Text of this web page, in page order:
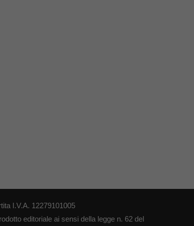
I.V.A. 12279101005
editoriale ai sensi della legge n. 62 del